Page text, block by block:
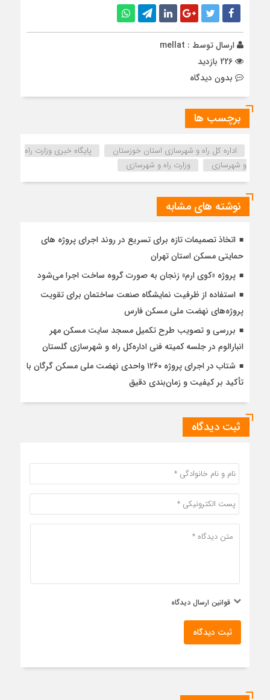
ارسال توسط : mellat
بدون دیدگاه
برچسب ها
اداره كل راه و شهرسازي استان خوزستان
پایگاه خبری وزارت راه
و شهرسازی
وزارت راه و شهرسازی
نوشته های مشابه
اتخاذ تصمیمات تازه برای تسریع در روند اجرای پروژه های
حمایتی مسکن استان تهران
پروژه «کوی ارم» زنجان به صورت گروه ساخت اجرا می‌شود
استفاده از ظرفیت نمایشگاه صنعت ساختمان برای تقویت
پروژه‌های نهضت ملی مسکن فارس
بررسی و تصویب طرح تکمیل مسجد سایت مسکن مهر
انبارالوم در جلسه کمیته فنی اداره‌کل راه و شهرسازی گلستان
شتاب در اجرای پروژه ۱۲۶۰ واحدی نهضت ملی مسکن گرگان با
تأکید بر کیفیت و زمان‌بندی دقیق
ثبت دیدگاه
قوانین ارسال دیدگاه
ثبت دیدگاه